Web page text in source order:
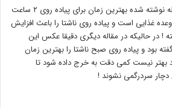
دراین مقاله نوشته شده بهترین زمان برای پیاده روی ۲ ساعت
غذایی است و پیاده روی ناشتا را باعث افزایش
! در حالیکه در مقاله دیگری دقیقا عکس این
بود و پیاده روی صبح ناشتا را بهترین زمان
بهتر نیست کمی دقت به خرج داده شود تا
دچار سردرگمی نشوند !